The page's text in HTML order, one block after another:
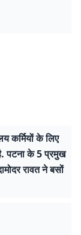
के लिए
पटना के 5 प्रमुख
रावत ने बसों